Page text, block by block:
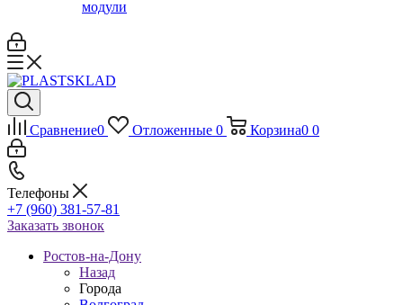
модули
Сравнение0 Отложенные 0 Корзина0 0
Телефоны
+7 (960) 381-57-81
Заказать звонок
Ростов-на-Дону
Назад
Города